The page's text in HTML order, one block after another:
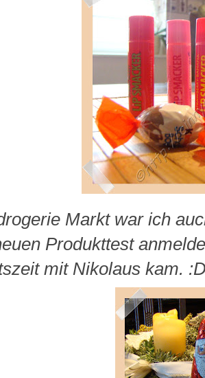
Markt war ich
Produkttest
mit Nikolaus kam.